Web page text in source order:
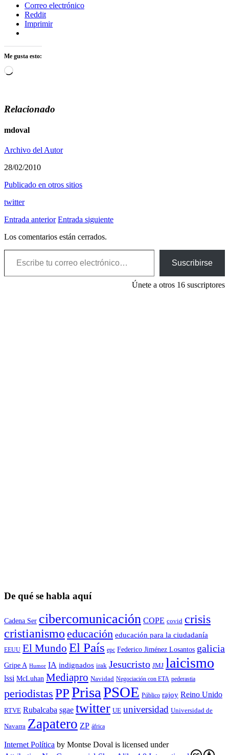
Correo electrónico
Reddit
Imprimir
Me gusta esto:
Cargando...
Relacionado
mdoval
Archivo del Autor
28/02/2010
Publicado en otros sitios
twitter
Entrada anterior Entrada siguiente
Los comentarios están cerrados.
Escribe tu correo electrónico…
Suscribirse
Únete a otros 16 suscriptores
De qué se habla aquí
Cadena Ser cibercomunicación COPE covid crisis
cristianismo educación educación para la ciudadaní­a
EEUU El Mundo El País epc Federico Jiménez Losantos galicia
Gripe A Humor IA indignados irak Jesucristo JMJ laicismo
lssi McLuhan Mediapro Navidad Negociación con ETA pederastia
periodistas PPPrisaPSOE Público rajoy Reino Unido
RTVE Rubalcaba sgae twitter UE universidad Universidad de
Navarra Zapatero ZP áfrica
Internet Política by Montse Doval is licensed under